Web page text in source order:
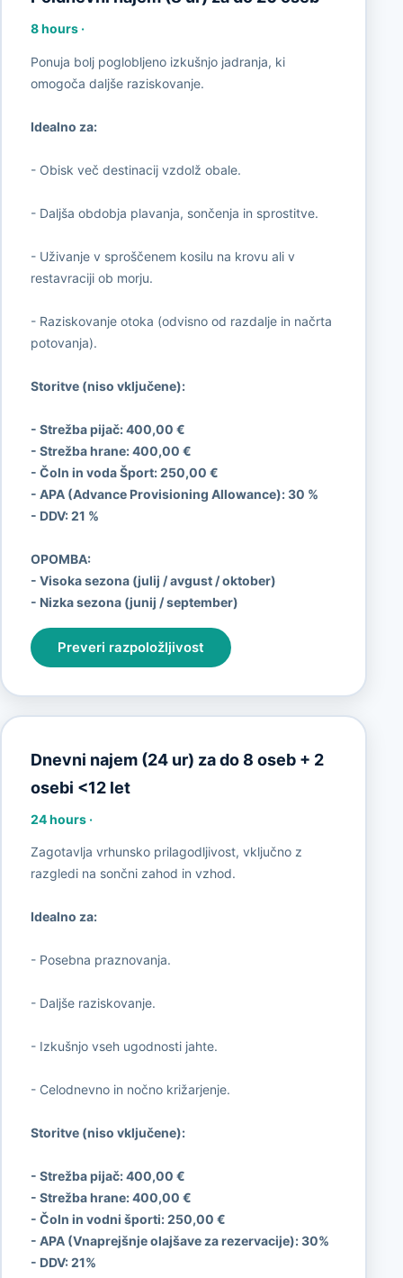
8 hours·
Ponuja bolj poglobljeno izkušnjo jadranja, ki
omogoča daljše raziskovanje.
Idealno za:
- Obisk več destinacij vzdolž obale.
- Daljša obdobja plavanja, sončenja in sprostitve.
- Uživanje v sproščenem kosilu na krovu ali v
restavraciji ob morju.
- Raziskovanje otoka (odvisno od razdalje in načrta
potovanja).
Storitve (niso vključene):
- Strežba pijač: 400,00 €
- Strežba hrane: 400,00 €
- Čoln in voda Šport:250,00 €
- APA (Advance Provisioning Allowance):30 %
- DDV:21 %
OPOMBA:
- Visoka sezona (julij / avgust / oktober)
- Nizka sezona (junij / september)
Preveri razpoložljivost
Dnevni najem (24 ur) za do 8 oseb + 2
osebi <12 let
24 hours·
Zagotavlja vrhunsko prilagodljivost, vključno z
razgledi na sončni zahod in vzhod.
Idealno za:
- Posebna praznovanja.
- Daljše raziskovanje.
- Izkušnjo vseh ugodnosti jahte.
- Celodnevno in nočno križarjenje.
Storitve (niso vključene):
- Strežba pijač: 400,00 €
- Strežba hrane: 400,00 €
- Čoln in vodni športi: 250,00 €
- APA (Vnaprejšnje olajšave za rezervacije):30%
- DDV:21%